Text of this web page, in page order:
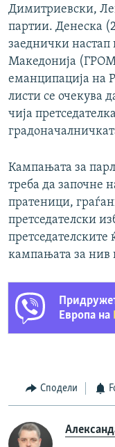
Димитриевски,
партии. Денеска
заеднички настап
Македонија
еманципација на
листи се очекува
чија
Кампањата за
треба да започне
пратеници,
претседателски
кампањата за нив
Европа на
Сподели